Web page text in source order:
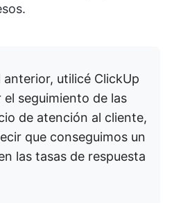
anterior, utilicé ClickUp
seguimiento de las
de atención al cliente,
que conseguimos un
las tasas de respuesta